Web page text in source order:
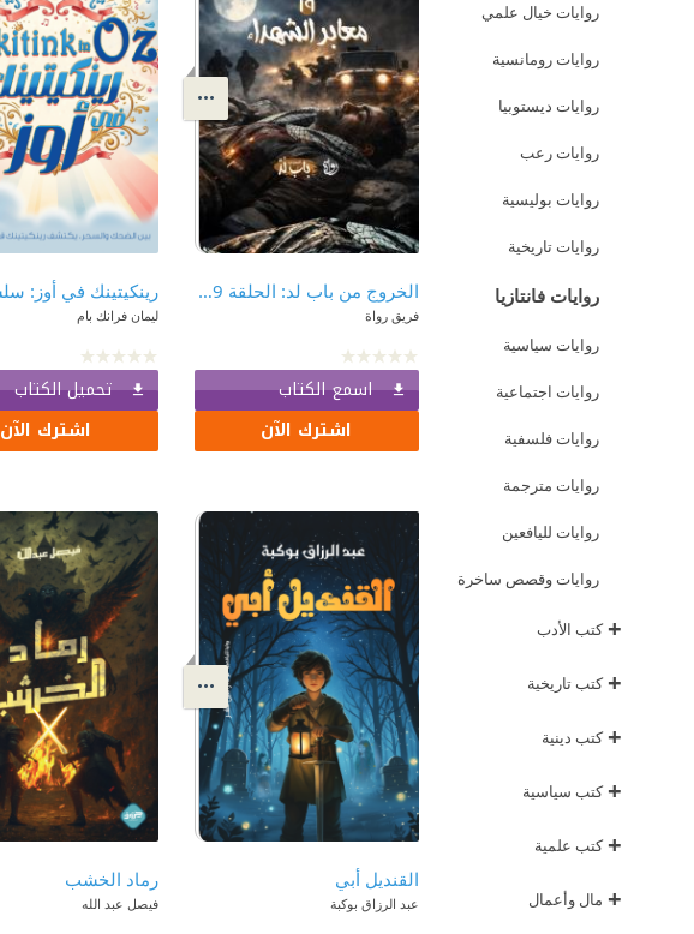
روايات خيال علمي
روايات رومانسية
روايات ديستوبيا
روايات رعب
روايات بوليسية
روايات تاريخية
روايات فانتازيا
روايات سياسية
روايات اجتماعية
روايات فلسفية
روايات مترجمة
روايات لليافعين
روايات وقصص ساخرة
+كتب الأدب
+كتب تاريخية
+كتب دينية
+كتب سياسية
+كتب علمية
+ مال وأعمال
الخروج من باب لد: الحلقة 19 - معابر الشهداء
فريق رواة
اسمع الكتاب
اشترك الآن
ليمان فرانك بام
تحميل الكتاب
اشترك الآن
القنديل أبي
عبد الرزاق بوكبة
‎رماد الخشب
فيصل عبد الله